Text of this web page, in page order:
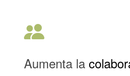
Aumenta la